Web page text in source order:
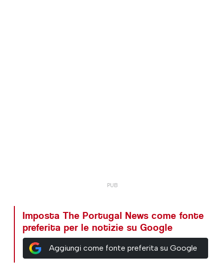
Imposta The Portugal News come fonte
preferita per le notizie su Google
Aggiungi come fonte preferita su Google